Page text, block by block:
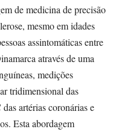
de medicina de precisão
mesmo em idades
assintomáticas entre
através de uma
medições
tridimensional das
artérias coronárias e
Esta abordagem